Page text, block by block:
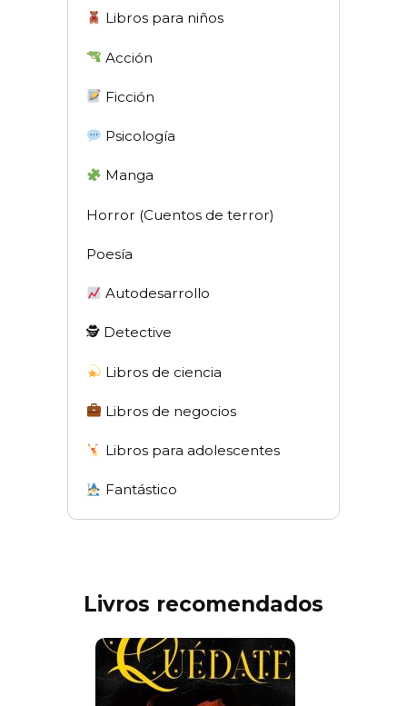
Libros para niños
Acción
Ficción
Psicología
Manga
Horror (Cuentos de terror)
Poesía
Autodesarrollo
🕵 Detective
Libros de ciencia
Libros de negocios
Libros para adolescentes
Fantástico
Livros recomendados